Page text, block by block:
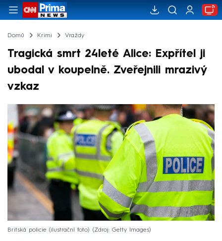
Domů Krimi Vraždy
Tragická smrt 24leté Alice: Expřítel ji
ubodal v koupelně. Zveřejnili mrazivý
vzkaz
Britská policie (ilustrační foto) Zdroj: Getty Images